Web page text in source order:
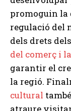
promoguin la
regulació del
dels drets
del comerç i
garantir el
la regió.
cultural